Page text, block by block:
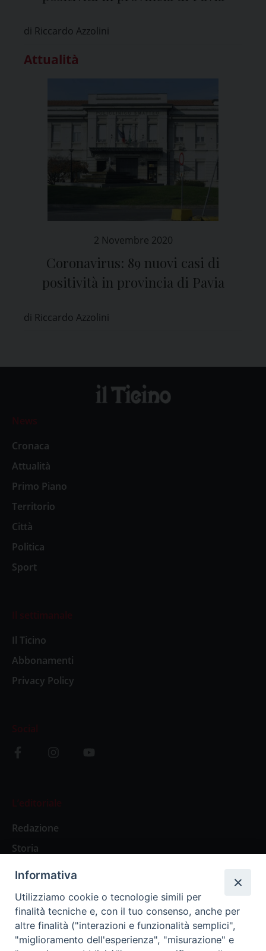
di Riccardo Azzolini
Attualità
2 Novembre 2020
Coronavirus: 89 nuovi casi di
positività in provincia di Pavia
di Riccardo Azzolini
News
Cronaca
Attualità
Primo Piano
Territorio
Città
Politica
Sport
Il settimanale
Il Ticino
Abbonamenti
Privacy Policy
Social
L’editoriale
Redazione
Storia
Abbonamenti
Abbonamento Annuale Digitale
Abbonamento Annuale Cartaceo
Informativa
Utilizziamo cookie o tecnologie simili per
finalità tecniche e, con il tuo consenso, anche per
altre finalità ("interazioni e funzionalità semplici",
"miglioramento dell'esperienza", "misurazione" e